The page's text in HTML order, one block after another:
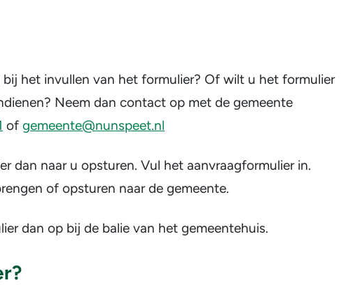
het invullen van het formulier? Of wilt u het formulier
Neem dan contact op met de gemeente
of gemeente@nunspeet.nl
dan naar u opsturen. Vul het aanvraagformulier in.
of opsturen naar de gemeente.
dan op bij de balie van het gemeentehuis.